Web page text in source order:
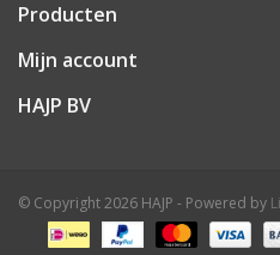
Producten
Mijn account
HAJP BV
© Copyright 2026 HAJP - Powered by